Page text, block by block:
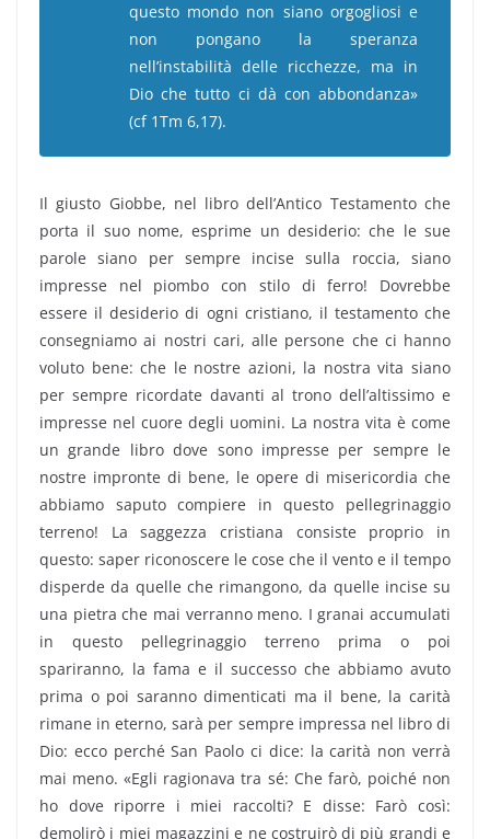
questo mondo non siano orgogliosi e
non pongano la speranza
nell’instabilità delle ricchezze, ma in
Dio che tutto ci dà con abbondanza»
(cf 1Tm 6,17).
Il giusto Giobbe, nel libro dell’Antico Testamento che
porta il suo nome, esprime un desiderio: che le sue
parole siano per sempre incise sulla roccia, siano
impresse nel piombo con stilo di ferro! Dovrebbe
essere il desiderio di ogni cristiano, il testamento che
consegniamo ai nostri cari, alle persone che ci hanno
voluto bene: che le nostre azioni, la nostra vita siano
per sempre ricordate davanti al trono dell’altissimo e
impresse nel cuore degli uomini. La nostra vita è come
un grande libro dove sono impresse per sempre le
nostre impronte di bene, le opere di misericordia che
abbiamo saputo compiere in questo pellegrinaggio
terreno! La saggezza cristiana consiste proprio in
questo: saper riconoscere le cose che il vento e il tempo
disperde da quelle che rimangono, da quelle incise su
una pietra che mai verranno meno. I granai accumulati
in questo pellegrinaggio terreno prima o poi
spariranno, la fama e il successo che abbiamo avuto
prima o poi saranno dimenticati ma il bene, la carità
rimane in eterno, sarà per sempre impressa nel libro di
Dio: ecco perché San Paolo ci dice: la carità non verrà
mai meno. «Egli ragionava tra sé: Che farò, poiché non
ho dove riporre i miei raccolti? E disse: Farò così:
demolirò i miei magazzini e ne costruirò di più grandi e